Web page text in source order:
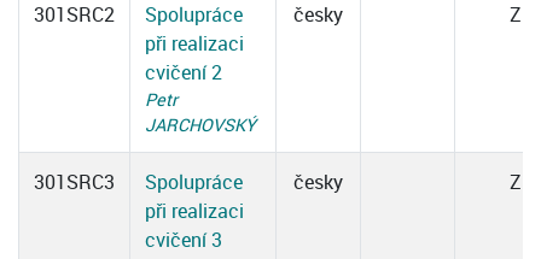
301SRC2
Spolupráce
při realizaci
cvičení 2
Petr
JARCHOVSKÝ
česky Z
301SRC3
Spolupráce
při realizaci
cvičení 3
česky Z